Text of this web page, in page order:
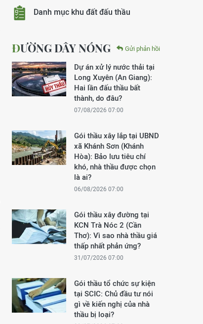
Danh mục khu đất đấu thầu
ĐƯỜNG DÂY NÓNG Gửi phản hồi
Dự án xử lý nước thải tại
Long Xuyên (An Giang):
Hai lần đấu thầu bất
thành, do đâu?
07/08/2026 07:00
Gói thầu xây lắp tại UBND
xã Khánh Sơn (Khánh
Hòa): Bảo lưu tiêu chí
khó, nhà thầu được chọn
là ai?
06/08/2026 07:00
Gói thầu xây đường tại
KCN Trà Nóc 2 (Cần
Thơ): Vì sao nhà thầu giá
thấp nhất phản ứng?
31/07/2026 07:00
Gói thầu tổ chức sự kiện
tại SCIC: Chủ đầu tư nói
gì về kiến nghị của nhà
thầu bị loại?